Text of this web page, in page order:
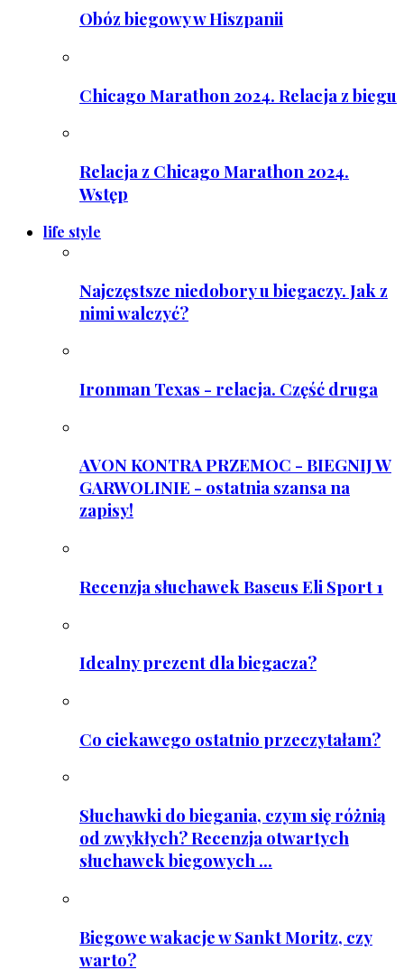
Obóz biegowy w Hiszpanii
Chicago Marathon 2024. Relacja z biegu
Relacja z Chicago Marathon 2024.
Wstęp
life style
Najczęstsze niedobory u biegaczy. Jak z
nimi walczyć?
Ironman Texas - relacja. Część druga
AVON KONTRA PRZEMOC - BIEGNIJ W
GARWOLINIE - ostatnia szansa na
zapisy!
Recenzja słuchawek Baseus Eli Sport 1
Idealny prezent dla biegacza?
Co ciekawego ostatnio przeczytałam?
Słuchawki do biegania, czym się różnią
od zwykłych? Recenzja otwartych
słuchawek biegowych ...
Biegowe wakacje w Sankt Moritz, czy
warto?